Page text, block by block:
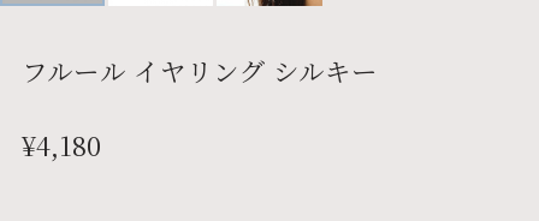
フルール イヤリング シルキー
¥4,180